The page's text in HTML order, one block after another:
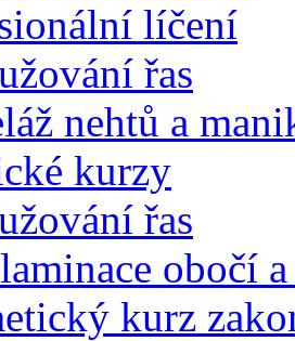
líčení
řas
nehtů a
kurzy
řas
obočí
kurz